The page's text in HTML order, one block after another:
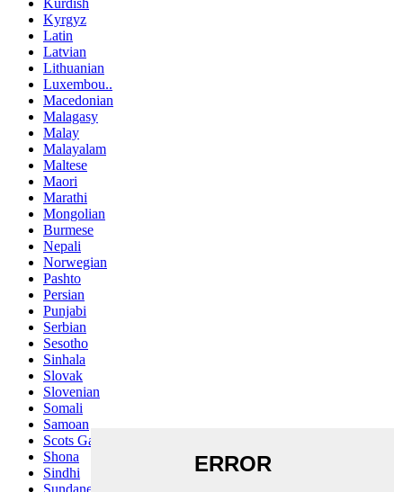
Kyrgyz
Latin
Latvian
Lithuanian
Luxembou..
Macedonian
Malagasy
Malay
Malayalam
Maltese
Maori
Marathi
Mongolian
Burmese
Nepali
Norwegian
Pashto
Persian
Punjabi
Serbian
Sesotho
Sinhala
Slovak
Slovenian
Somali
Samoan
Scots Gaelic
Shona
Sindhi
Sundanese